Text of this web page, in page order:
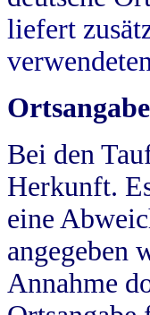
liefert
Bei den
Herkunft.
eine
angegeben
Annahme